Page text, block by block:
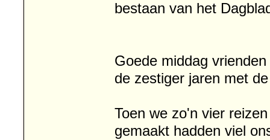
bestaan van het
Goede middag
de zestiger jaren met
Toen we zo'n vier
gemaakt hadden viel